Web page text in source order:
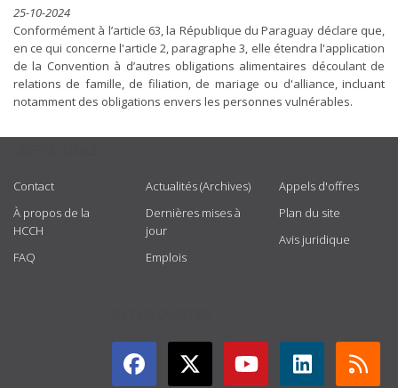
25-10-2024
Conformément à l’article 63, la République du Paraguay déclare que,
en ce qui concerne l'article 2, paragraphe 3, elle étendra l'application
de la Convention à d’autres obligations alimentaires découlant de
relations de famille, de filiation, de mariage ou d'alliance, incluant
notamment des obligations envers les personnes vulnérables.
Contact
À propos de la
HCCH
FAQ
Actualités (Archives)
Dernières mises à
jour
Emplois
Appels d'offres
Plan du site
Avis juridique